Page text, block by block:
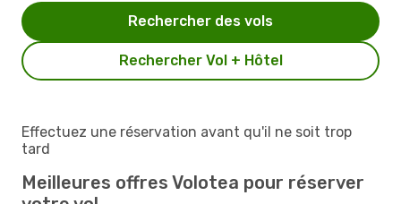
Rechercher Vol + Hôtel
Rechercher des vols
Effectuez une réservation avant qu'il ne soit trop
tard
Meilleures offres Volotea pour réserver